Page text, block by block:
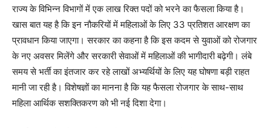
राज्य के विभिन्न विभागों में एक लाख रिक्त पदों को भरने का फैसला किया है।
खास बात यह है कि इन नौकरियों में महिलाओं के लिए 33 प्रतिशत आरक्षण का
प्रावधान किया जाएगा। सरकार का कहना है कि इस कदम से युवाओं को रोजगार
के नए अवसर मिलेंगे और सरकारी सेवाओं में महिलाओं की भागीदारी बढ़ेगी। लंबे
समय से भर्ती का इंतजार कर रहे लाखों अभ्यर्थियों के लिए यह घोषणा बड़ी राहत
मानी जा रही है। विशेषज्ञों का मानना है कि यह फैसला रोजगार के साथ-साथ
महिला आर्थिक सशक्तिकरण को भी नई दिशा देगा।